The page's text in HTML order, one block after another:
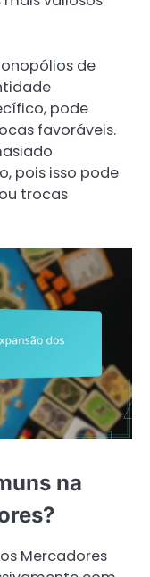
de
pode
favoráveis.
pois isso pode
trocas
na
Mercadores